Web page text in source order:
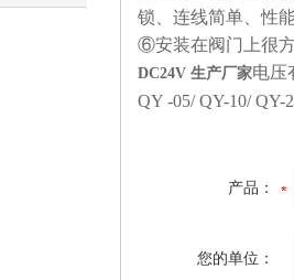
锁、连线简单、性
⑥安装在阀门上很
DC24V 生产厂家电压
QY -05/ QY-10/ QY-
产品：
您的单位：